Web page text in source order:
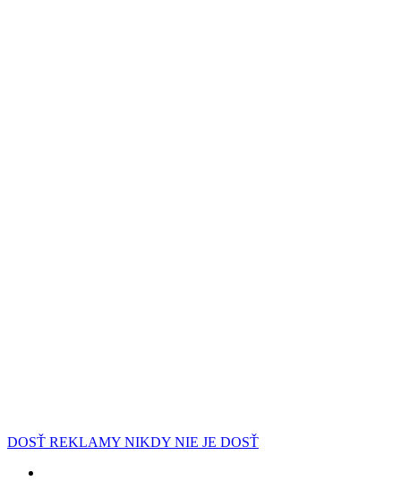
DOSŤ REKLAMY NIKDY NIE JE DOSŤ